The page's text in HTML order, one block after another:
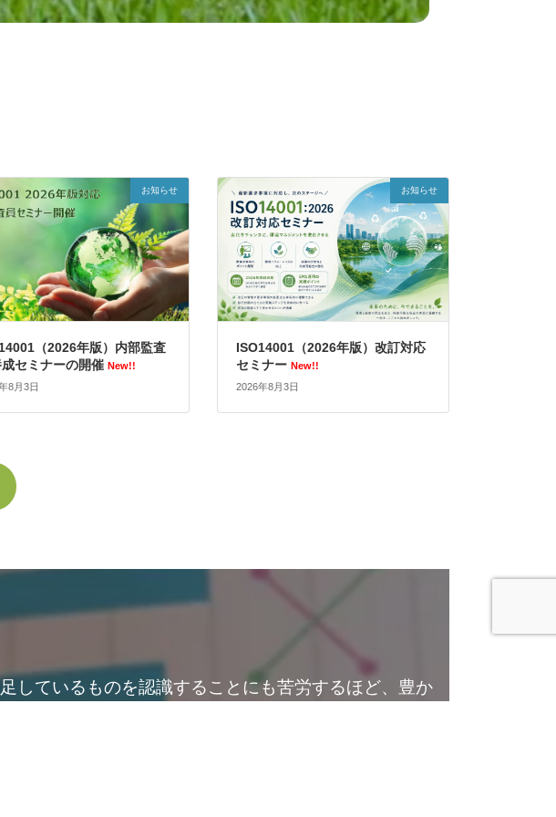
お知らせ
（2026年版）内部監査
成セミナーの開催 New!!
8月3日
お知らせ
ISO14001（2026年版）改訂対応
セミナー New!!
2026年8月3日
しているものを認識することにも苦労するほど、豊か